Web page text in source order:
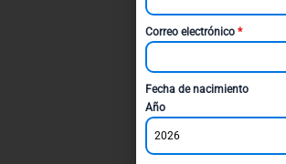
Correo electrónico *
Fecha de nacimiento
Año
2026